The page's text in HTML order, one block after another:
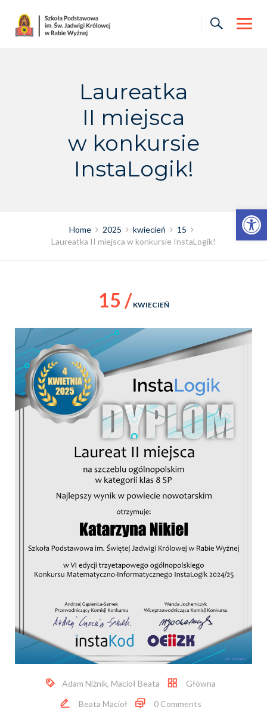
Otwórz pasek narzędzi
content
Laureatka
II miejsca
w konkursie
InstaLogik!
Home 2025 kwiecień
15
Laureatka II miejsca w konkursie InstaLogik!
15 / KWIECIEŃ
Adam Niżnik, Macioł Beata
Główna
Beata Macioł
0 Comments